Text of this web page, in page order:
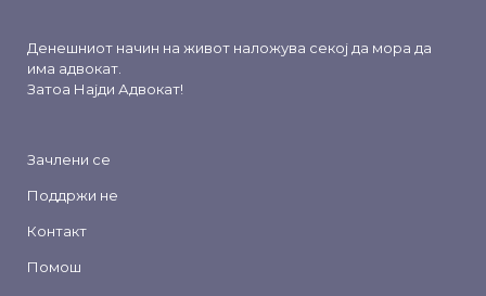
Денешниот начин на живот наложува секој да мора да
има адвокат.
Затоа Најди Адвокат!
Зачлени се
Поддржи не
Контакт
Помош